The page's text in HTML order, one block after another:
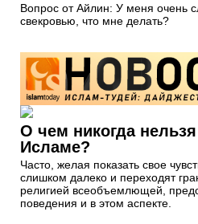
Вопрос от Айлин: У меня очень
свекровью, что мне делать?
О чем никогда
Исламе?
Часто, желая показать свое
слишком далеко и переходят
религией всеобъемлющей,
поведения и в этом аспекте.